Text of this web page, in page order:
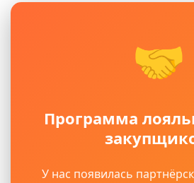
🤝
Программа
У нас появилась
не является публичной
положениями ГК РФ. Для
офисы продаж.
Политика защиты и обработки
данных
Пользовательское